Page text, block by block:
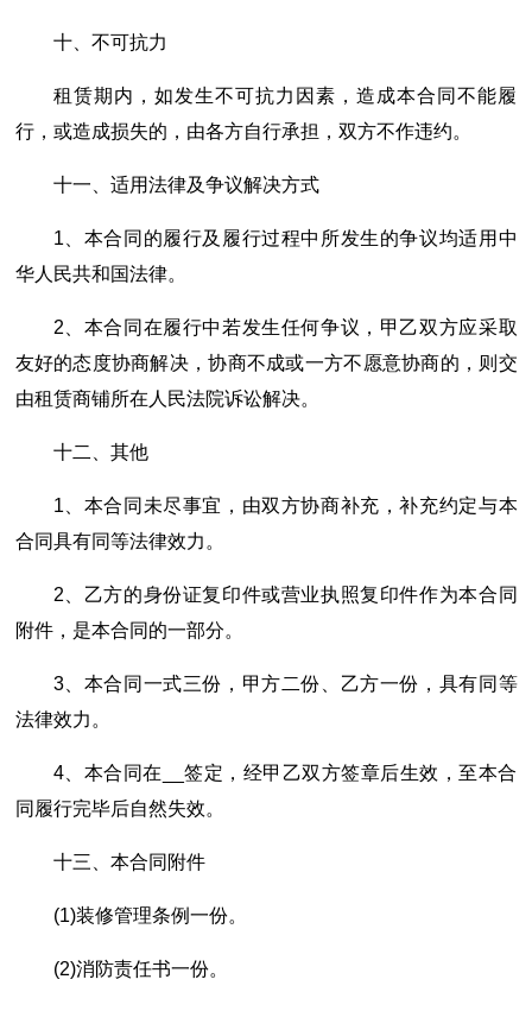
十、不可抗力
租赁期内，如发生不可抗力因素，造成本合同不能履
行，或造成损失的，由各方自行承担，双方不作违约。
十一、适用法律及争议解决方式
1、本合同的履行及履行过程中所发生的争议均适用中
华人民共和国法律。
2、本合同在履行中若发生任何争议，甲乙双方应采取
友好的态度协商解决，协商不成或一方不愿意协商的，则交
由租赁商铺所在人民法院诉讼解决。
十二、其他
1、本合同未尽事宜，由双方协商补充，补充约定与本
合同具有同等法律效力。
2、乙方的身份证复印件或营业执照复印件作为本合同
附件，是本合同的一部分。
3、本合同一式三份，甲方二份、乙方一份，具有同等
法律效力。
4、本合同在__签定，经甲乙双方签章后生效，至本合
同履行完毕后自然失效。
十三、本合同附件
(1)装修管理条例一份。
(2)消防责任书一份。